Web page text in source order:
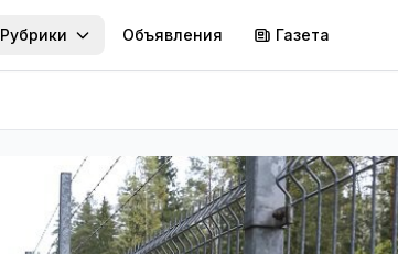
Рубрики Объявления Газета